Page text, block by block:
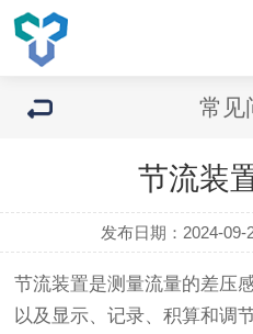
常见
节流装
发布日期：2024-09-
节流装置是测量流量的差压
以及显示、记录、积算和调